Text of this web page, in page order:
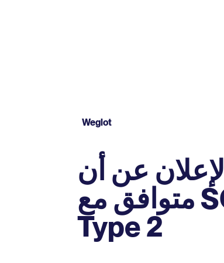
Weglot
الإعلان عن أن Weglot
متوافق مع SOC 2 Type 2
Type 2